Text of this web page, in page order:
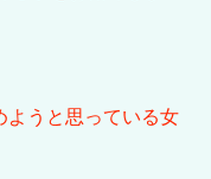
ようと思っている女